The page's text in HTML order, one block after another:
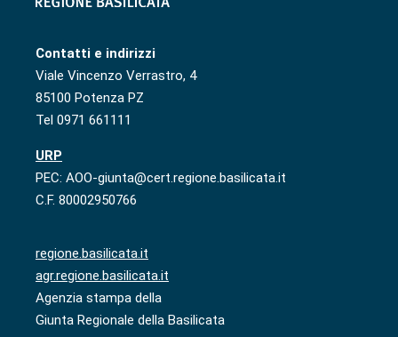
Contatti e indirizzi
Viale Vincenzo Verrastro, 4
85100 Potenza PZ
Tel 0971 661111
URP
PEC: AOO-giunta@cert.regione.basilicata.it
C.F. 80002950766
regione.basilicata.it
agr.regione.basilicata.it
Agenzia stampa della
Giunta Regionale della Basilicata